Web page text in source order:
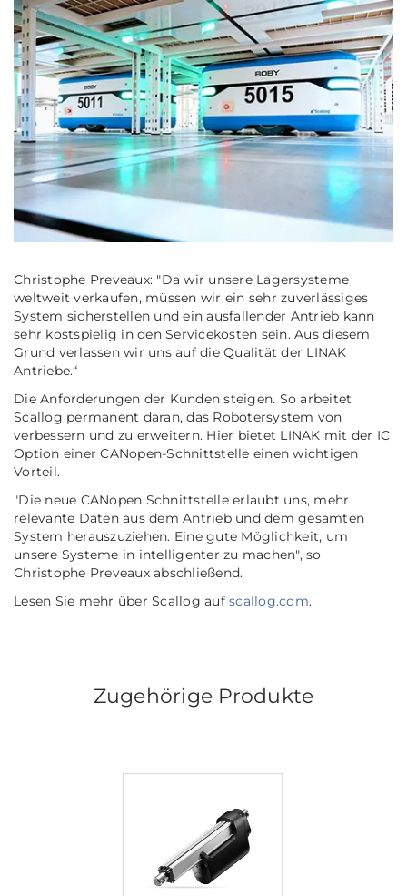
Christophe Preveaux: "Da wir unsere Lagersysteme
weltweit verkaufen, müssen wir ein sehr zuverlässiges
System sicherstellen und ein ausfallender Antrieb kann
sehr kostspielig in den Servicekosten sein. Aus diesem
Grund verlassen wir uns auf die Qualität der LINAK
Antriebe.“
Die Anforderungen der Kunden steigen. So arbeitet
Scallog permanent daran, das Robotersystem von
verbessern und zu erweitern. Hier bietet LINAK mit der IC
Option einer CANopen-Schnittstelle einen wichtigen
Vorteil.
"Die neue CANopen Schnittstelle erlaubt uns, mehr
relevante Daten aus dem Antrieb und dem gesamten
System herauszuziehen. Eine gute Möglichkeit, um
unsere Systeme in intelligenter zu machen",so
Christophe Preveaux abschließend.
Lesen Sie mehr über Scallog auf scallog.com.
Zugehörige Produkte